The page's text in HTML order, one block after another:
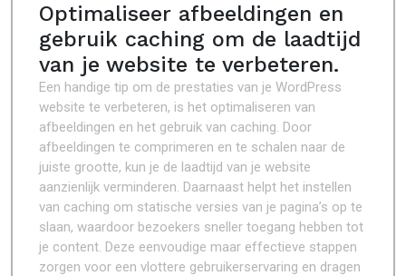
Optimaliseer afbeeldingen en
gebruik caching om de laadtijd
van je website te verbeteren.
Een handige tip om de prestaties van je WordPress
website te verbeteren, is het optimaliseren van
afbeeldingen en het gebruik van caching. Door
afbeeldingen te comprimeren en te schalen naar de
juiste grootte, kun je de laadtijd van je website
aanzienlijk verminderen. Daarnaast helpt het instellen
van caching om statische versies van je pagina’s op te
slaan, waardoor bezoekers sneller toegang hebben tot
je content. Deze eenvoudige maar effectieve stappen
zorgen voor een vlottere gebruikerservaring en dragen